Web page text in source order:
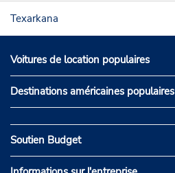
Texarkana
Voitures de location populaires
Destinations américaines populaires
Soutien Budget